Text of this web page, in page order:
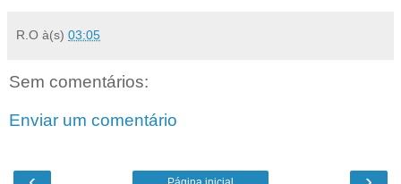
R.O à(s) 03:05
Sem comentários:
Enviar um comentário